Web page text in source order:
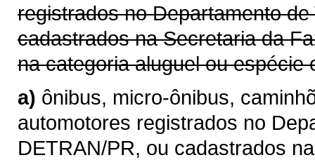
registrados no Departamento
cadastrados na Secretaria da
na categoria aluguel ou espécie
a) ônibus, micro-ônibus,
automotores registrados no
DETRAN/PR, ou cadastrados